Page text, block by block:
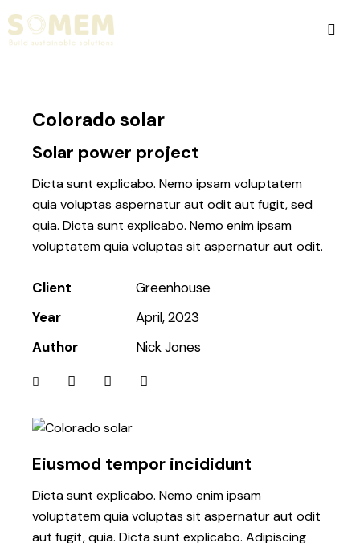
Colorado solar
Solar power project
Dicta sunt explicabo. Nemo ipsam voluptatem
quia voluptas aspernatur aut odit aut fugit, sed
quia. Dicta sunt explicabo. Nemo enim ipsam
voluptatem quia voluptas sit aspernatur aut odit.
Client
Greenhouse
Year
April, 2023
Author
Nick Jones
Eiusmod tempor incididunt
Dicta sunt explicabo. Nemo enim ipsam
voluptatem quia voluptas sit aspernatur aut odit
aut fugit, quia. Dicta sunt explicabo. Adipiscing